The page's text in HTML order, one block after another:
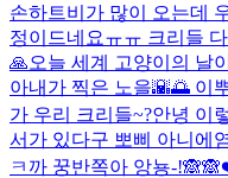
손하트비가 많이 오는데
정이드네요ㅠㅠ 크리들
🙏오늘 세계 고양이의 날
아내가 찍은 노을🌇🌅 이
가 우리 크리들~?안녕 이
서가 있다구 뽀삐 아니에
ㅋ 까 꿍반쪽아 앙뇽-